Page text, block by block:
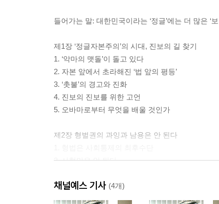
들어가는 말: 대한민국이라는 ‘정글’에는 더 많은 ‘
제1장 ‘정글자본주의’의 시대, 진보의 길 찾기
1. ‘악마의 맷돌’이 돌고 있다
2. 자본 앞에서 초라해진 ‘법 앞의 평등’
3. ‘촛불’의 경고와 진화
4. 진보의 진보를 위한 고언
5. 오바마로부터 무엇을 배울 것인가
제2장 형벌권의 과잉과 남용은 안 된다
2. 사형만은 안 된다
4. 간통에 대한 ‘주홍글씨’의 낙인을 거두어라
5. 격리와 억압 중심의 행형은 이제 그만
채널예스 기사 (4개)